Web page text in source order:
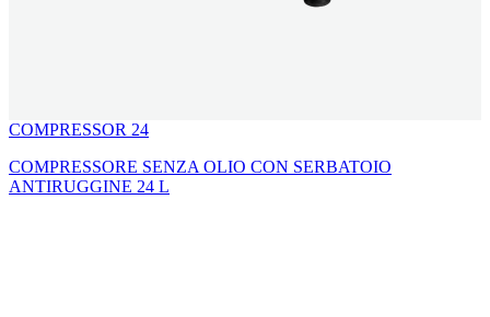
COMPRESSOR 24
COMPRESSORE SENZA OLIO CON SERBATOIO
ANTIRUGGINE 24 L